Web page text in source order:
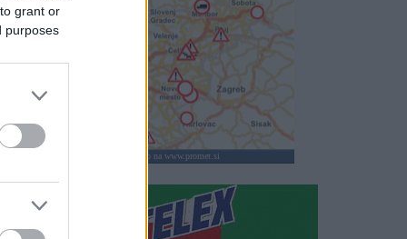
grant or
purposes
klikni za vstop na www.promet.si